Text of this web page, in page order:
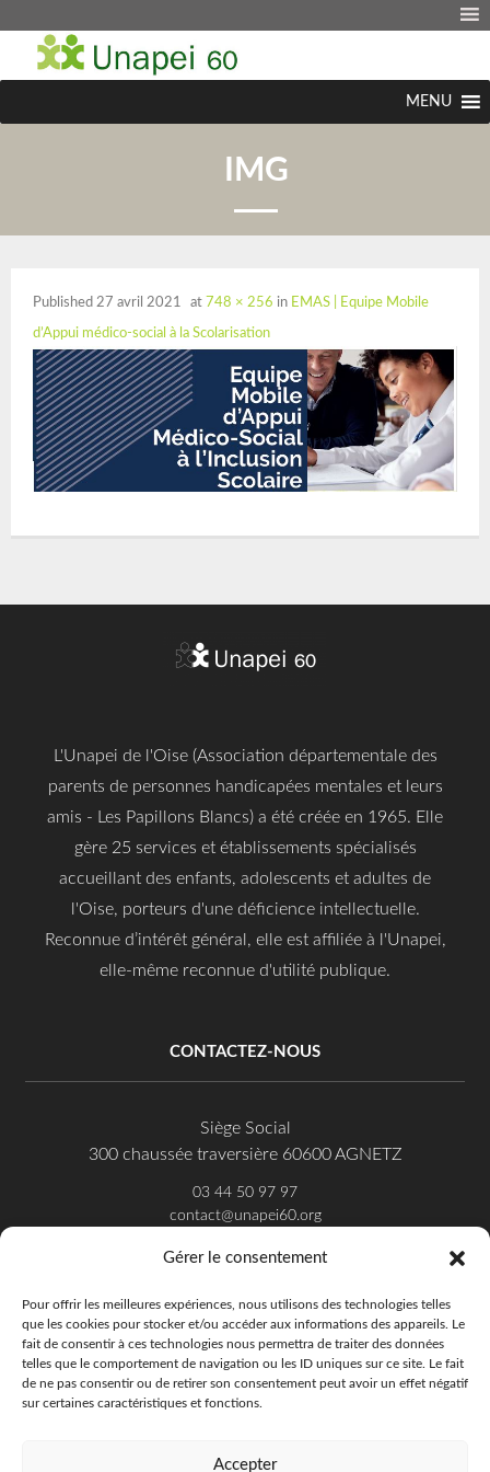
Gérer le consentement
Pour offrir les meilleures expériences, nous utilisons des technologies telles
que les cookies pour stocker et/ou accéder aux informations des appareils. Le
fait de consentir à ces technologies nous permettra de traiter des données
telles que le comportement de navigation ou les ID uniques sur ce site. Le fait
de ne pas consentir ou de retirer son consentement peut avoir un effet négatif
sur certaines caractéristiques et fonctions.
Accepter
MENU
IMG
Published 27 avril 2021 at 748 × 256 in EMAS | Equipe Mobile
d’Appui médico-social à la Scolarisation
L'Unapei de l'Oise (Association départementale des
parents de personnes handicapées mentales et leurs
amis - Les Papillons Blancs) a été créée en 1965. Elle
gère 25 services et établissements spécialisés
accueillant des enfants, adolescents et adultes de
l'Oise, porteurs d'une déficience intellectuelle.
Reconnue d’intérêt général, elle est affiliée à l'Unapei,
elle-même reconnue d'utilité publique.
CONTACTEZ-NOUS
Siège Social
300 chaussée traversière 60600 AGNETZ
03 44 50 97 97
contact@unapei60.org